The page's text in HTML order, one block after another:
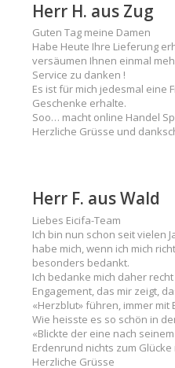
Herr H. aus Zug
Guten Tag meine Damen
Habe Heute Ihre Lieferung
versäumen Ihnen einmal
Service zu danken !
Es ist für mich jedesmal eine
Geschenke erhalte.
Soo… macht online Handel
Herzliche Grüsse und
Herr F. aus Wald
Liebes Eicifa-Team
Ich bin nun schon seit vielen
habe mich, wenn ich mich
besonders bedankt.
Ich bedanke mich daher
Engagement, das mir zeigt,
«Herzblut» führen, immer
Wie heisste es so schön in
«Blickte der eine nach
Erdenrund nichts zum
Herzliche Grüsse